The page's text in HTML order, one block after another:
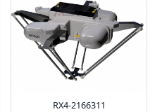
RX4-2166311